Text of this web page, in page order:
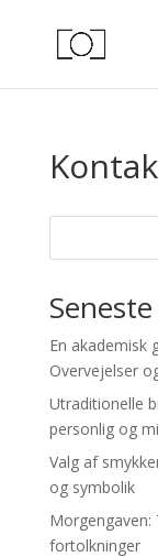
En akademisk
Overvejelser
Utraditionelle
personlig og
Valg af
og symbolik
fortolkninger